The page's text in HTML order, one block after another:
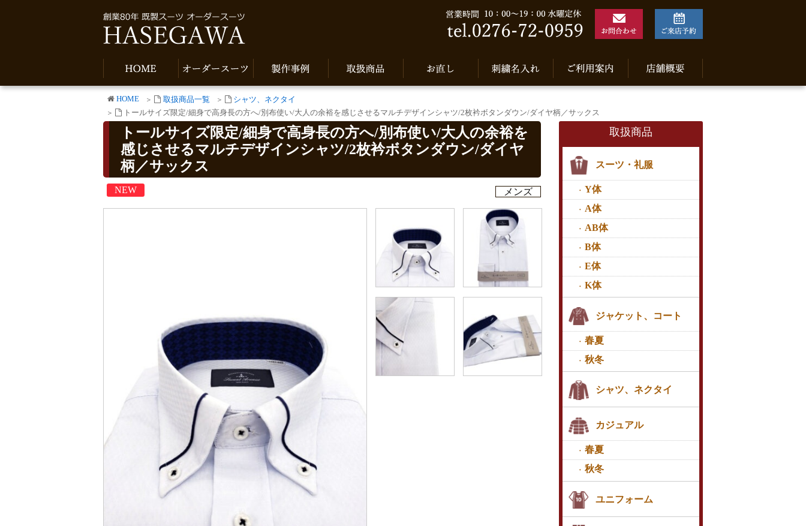
HOME 取扱商品一覧
シャツ、ネクタイ
トールサイズ限定/細身で高身長の方へ/別布使い/大人の余裕を感じさせるマルチデザインシャツ/2枚衿ボタンダウン/ダイヤ柄／サックス
トールサイズ限定/細身で高身長の方へ/別布使い/大人の余裕を
感じさせるマルチデザインシャツ/2枚衿ボタンダウン/ダイヤ
柄／サックス
NEW メンズ
取扱商品
スーツ・礼服
Y体
A体
AB体
B体
E体
K体
ジャケット、コート
春夏
秋冬
シャツ、ネクタイ
カジュアル
春夏
秋冬
ユニフォーム